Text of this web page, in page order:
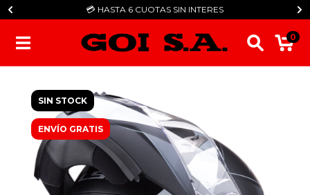
💳​ HASTA 6 CUOTAS SIN INTERES
0
SIN STOCK
ENVÍO GRATIS